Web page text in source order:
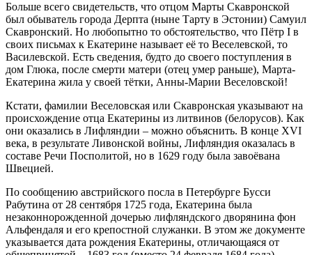
Больше всего свидетельств, что отцом Марты Скавронской
был обыватель города Дерпта (ныне Тарту в Эстонии) Самуил
Скавронский. Но любопытно то обстоятельство, что Пётр I в
своих письмах к Екатерине называет её то Веселевской, то
Василевской. Есть сведения, будто до своего поступления в
дом Глюка, после смерти матери (отец умер раньше), Марта-
Екатерина жила у своей тётки, Анны-Марии Веселовской!
Кстати, фамилии Веселовская или Скавронская указывают на
происхождение отца Екатерины из литвинов (белорусов). Как
они оказались в Лифляндии – можно объяснить. В конце XVI
века, в результате Ливонской войны, Лифляндия оказалась в
составе Речи Посполитой, но в 1629 году была завоёвана
Швецией.
По сообщению австрийского посла в Петербурге Бусси
Рабутина от 28 сентября 1725 года, Екатерина была
незаконнорожденной дочерью лифляндского дворянина фон
Альфендаля и его крепостной служанки. В этом же документе
указывается дата рождения Екатерины, отличающаяся от